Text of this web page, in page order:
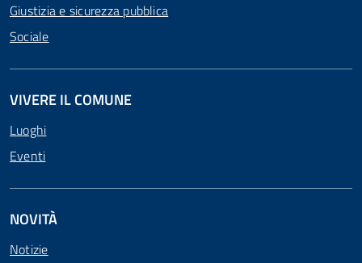
Giustizia e sicurezza pubblica
Sociale
VIVERE IL COMUNE
Luoghi
Eventi
NOVITÀ
Notizie